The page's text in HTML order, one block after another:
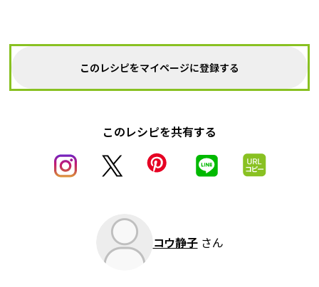
このレシピをマイページに登録する
このレシピを共有する
コウ静子 さん